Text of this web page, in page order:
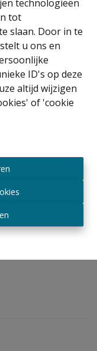
technologieën
tot
slaan. Door in te
u ons en
ID's op deze
altijd wijzigen
of 'cookie